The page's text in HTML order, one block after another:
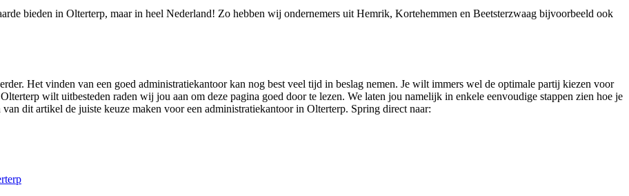
bieden in Olterterp, maar in heel Nederland! Zo hebben wij ondernemers uit Hemrik, Kortehemmen en Beetsterzwaag bijvoorbeeld ook
Het vinden van een goed administratiekantoor kan nog best veel tijd in beslag nemen. Je wilt immers wel de optimale partij kiezen voor
wilt uitbesteden raden wij jou aan om deze pagina goed door te lezen. We laten jou namelijk in enkele eenvoudige stappen zien hoe je
dit artikel de juiste keuze maken voor een administratiekantoor in Olterterp. Spring direct naar: